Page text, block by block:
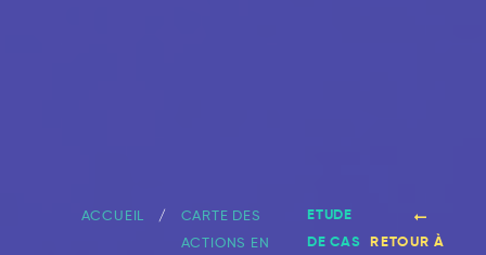
ACCUEIL
CARTE DES
ACTIONS EN
ETUDE
DE CAS RETOUR À